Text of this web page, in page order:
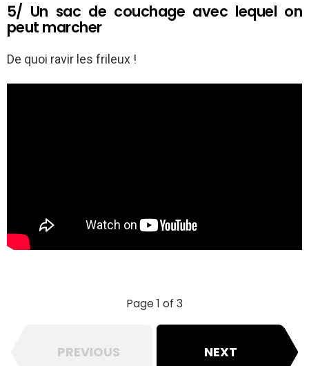
5/ Un sac de couchage avec lequel on
peut marcher
De quoi ravir les frileux !
Page 1 of 3
PREVIOUS NEXT